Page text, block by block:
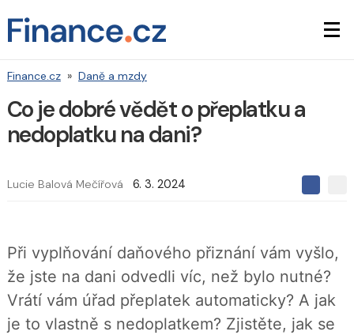
Finance.cz » Daně a mzdy
Co je dobré vědět o přeplatku a
nedoplatku na dani?
Lucie Balová Mečířová 6. 3. 2024
S
l
e
t
S
j
e
a
j
Při vyplňování daňového přiznání vám vyšlo,
že jste na dani odvedli víc, než bylo nutné?
Vrátí vám úřad přeplatek automaticky? A jak
je to vlastně s nedoplatkem? Zjistěte, jak se